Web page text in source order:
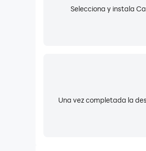
Selecciona y instala
Una vez completada la